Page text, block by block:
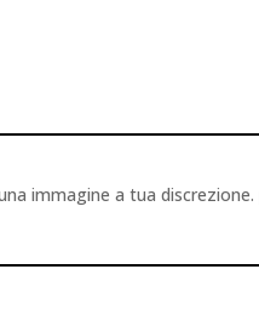
immagine a tua